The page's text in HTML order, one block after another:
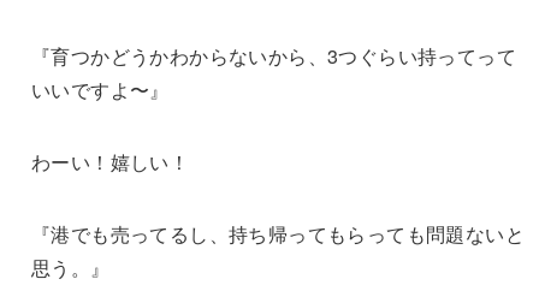
『育つかどうかわからないから、3つぐらい持ってって
いいですよ〜』
わーい！嬉しい！
『港でも売ってるし、持ち帰ってもらっても問題ないと
思う。』